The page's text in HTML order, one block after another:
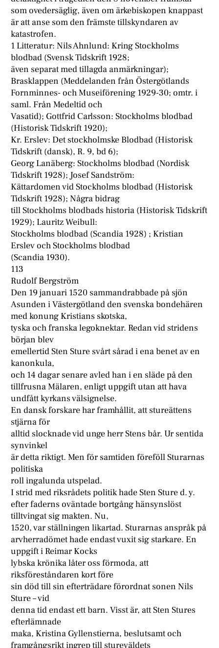
som ovedersäglig, även om ärkebiskopen knappast
är att anse som den främste tillskyndaren av
katastrofen.
1 Litteratur: Nils Ahnlund: Kring Stockholms
blodbad (Svensk Tidskrift 1928;
även separat med tillagda anmärkningar);
Brasklappen (Meddelanden från Östergötlands
Fornminnes- och Museiförening 1929-30; omtr. i
saml. Från Medeltid och
Vasatid); Gottfrid Carlsson: Stockholms blodbad
(Historisk Tidskrift 1920);
Kr. Erslev: Det stockholmske Blodbad (Historisk
Tidskrift (dansk), R. 9, bd 6);
Georg Lanäberg: Stockholms blodbad (Nordisk
Tidskrift 1928); Josef Sandström:
Kättardomen vid Stockholms blodbad (Historisk
Tidskrift 1928); Några bidrag
till Stockholms blodbads historia (Historisk Tidskrift
1929); Lauritz Weibull:
Stockholms blodbad (Scandia 1928) ; Kristian
Erslev och Stockholms blodbad
(Scandia 1930).
113
Rudolf Bergström
Den 19 januari 1520 sammandrabbade på sjön
Asunden i Västergötland den svenska bondehären
med konung Kristians skotska,
tyska och franska legoknektar. Redan vid stridens
början blev
emellertid Sten Sture svårt sårad i ena benet av en
kanonkula,
och 14 dagar senare avled han i en släde på den
tillfrusna Mälaren, enligt uppgift utan att hava
undfått kyrkans välsignelse.
En dansk forskare har framhållit, att stureättens
stjärna för
alltid slocknade vid unge herr Stens bår. Ur sentida
synvinkel
är detta riktigt. Men för samtiden föreföll Sturarnas
politiska
roll ingalunda utspelad.
I strid med riksrådets politik hade Sten Sture d. y.
efter faderns oväntade bortgång hänsynslöst
tilltvingat sig makten. Nu,
1520, var ställningen likartad. Sturarnas anspråk på
arvherradömet hade endast vuxit sig starkare. En
uppgift i Reimar Kocks
lybska krönika låter oss förmoda, att
riksföreståndaren kort före
sin död till sin efterträdare förordnat sonen Nils
Sture – vid
denna tid endast ett barn. Visst är, att Sten Stures
efterlämnade
maka, Kristina Gyllenstierna, beslutsamt och
framgångsrikt ingrep till stureväldets